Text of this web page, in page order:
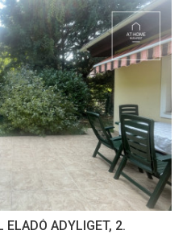
ADYLIGET, 2.